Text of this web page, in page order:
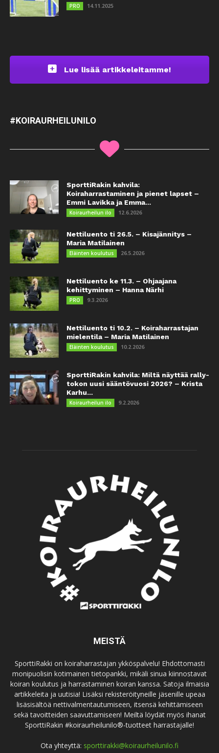
PRO 14.11.2025
Lue lisää artikkeleitamme!
#KOIRAURHEILUNILO
SporttiRakin kahvila:
Koiraharrastaminen ja pienet lapset –
Emmi Lavikka ja Emma...
Koiraurheilun ilo 12.6.2026
Nettiluento ti 26.5. – Kisajännitys –
Maria Matilainen
Eläinten koulutus 26.5.2026
Nettiluento ke 11.3. – Ohjaajana
kehittyminen – Hanna Närhi
PRO 9.3.2026
Nettiluento ti 10.2. – Koiraharrastajan
mielentila – Maria Matilainen
Eläinten koulutus 10.2.2026
SporttiRakin kahvila: Miltä näyttää rally-
tokon uusi sääntövuosi 2026? – Krista
Karhu...
Koiraurheilun ilo 9.2.2026
MEISTÄ
SporttiRakki on koiraharrastajan ykköspalvelu! Ehdottomasti
monipuolisin kotimainen tietopankki, mikäli sinua kiinnostavat
koiran koulutus ja harrastaminen koiran kanssa. Satoja ilmaisia
artikkeleita ja uutisia! Lisäksi rekisteröityneille jäsenille upeaa
lisäsisältöä nettivalmentautumiseen, itsensä kehittämiseen
sekä tavoitteiden saavuttamiseen! Meiltä löydät myös ihanat
SporttiRakin #koiraurheilunilo®-tuotteet harrastajalle!
Ota yhteyttä: sporttirakki@koiraurheilunilo.fi